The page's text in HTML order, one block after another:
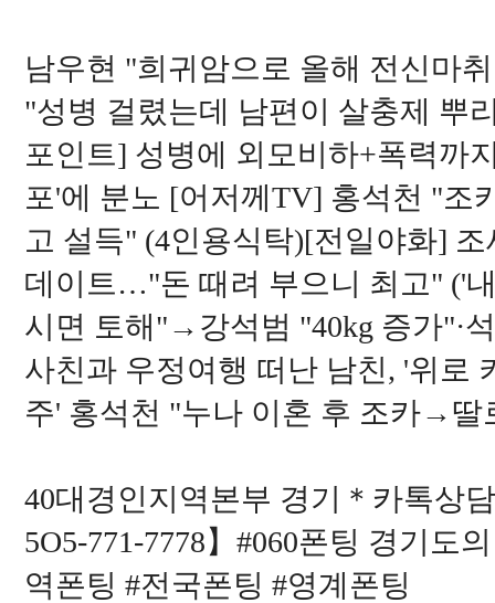
남우현 "희귀암으로 올해 전신마
"성병 걸렸는데 남편이 살충제 뿌
포인트] 성병에 외모비하+폭력까
포'에 분노 [어저께TV] 홍석천 "조
고 설득" (4인용식탁)[전일야화]
데이트…"돈 때려 부으니 최고" ('
시면 토해"→강석범 "40kg 증가"·
사친과 우정여행 떠난 남친, '위
주' 홍석천 "누나 이혼 후 조카→딸
40대경인지역본부 경기＊카톡상
5O5-771-7778】#060폰팅 경기도
역폰팅 #전국폰팅 #영계폰팅